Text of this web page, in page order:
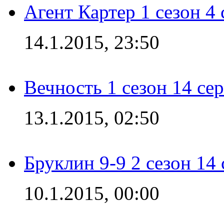
Агент Картер 1 сезон 4
14.1.2015, 23:50
Вечность 1 сезон 14
13.1.2015, 02:50
Бруклин 9-9 2 сезон 14
10.1.2015, 00:00